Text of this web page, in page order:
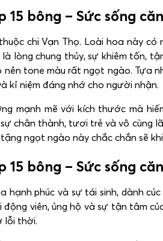
15 bông – Sức sống
chi Vạn Thọ. Loài hoa này
lòng chung thủy, sự khiêm tốn,
tone màu rất ngọt ngào. Tựa
kỉ niệm đáng nhớ cho người nhận.
mạnh mẽ với kích thước mà
chân thành, tươi trẻ và vô cùng
ngọt ngào này chắc chắn sẽ
15 bông – Sức sống
hạnh phúc và sự tái sinh, dành
viên, ủng hộ và sự tận tâm
lỗi thời.